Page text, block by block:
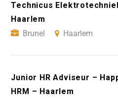
Technicus
Haarlem
Brunel
Haarlem
Junior HR Adviseur –
HRM – Haarlem